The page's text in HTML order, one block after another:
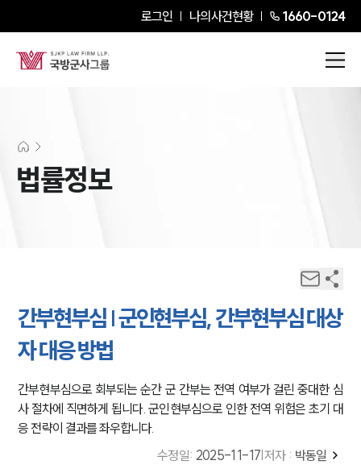
로그인 나의사건현황 1660-0124
법률정보
간부현부심 | 군인현부심, 간부현부심 대상
자 대응 방법
간부현부심으로 회부되는 순간 군 간부는 전역 여부가 걸린 중대한 심
사 절차에 직면하게 됩니다. 군인현부심으로 인한 전역 위험은 초기 대
응 전략이 결과를 좌우합니다.
수정일: 2025-11-17 저자 : 박동일